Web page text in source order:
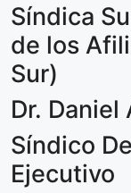
Síndica
de los
Sur)
Dr. Daniel
Síndico
Ejecutivo